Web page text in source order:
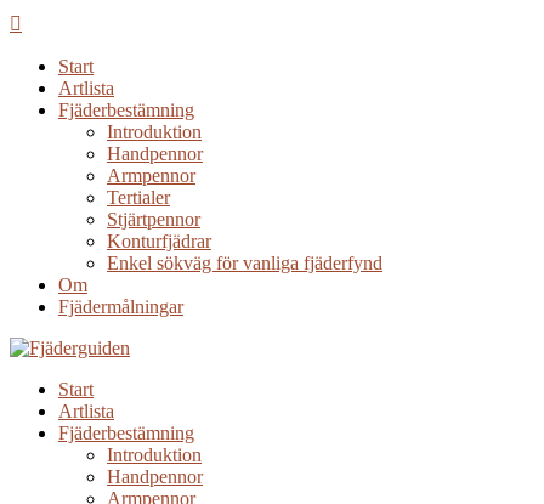
Start
Artlista
Fjäderbestämning
Introduktion
Handpennor
Armpennor
Tertialer
Stjärtpennor
Konturfjädrar
Enkel sökväg för vanliga fjäderfynd
Om
Fjädermålningar
Start
Artlista
Fjäderbestämning
Introduktion
Handpennor
Armpennor